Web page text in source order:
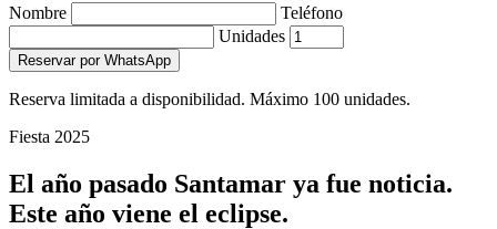
Nombre
Teléfono
Unidades
Reservar por WhatsApp
Reserva limitada a disponibilidad. Máximo 100 unidades.
Fiesta 2025
El año pasado Santamar ya fue noticia.
Este año viene el eclipse.